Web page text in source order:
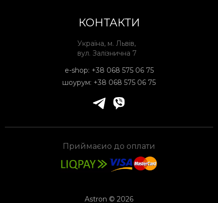
КОНТАКТИ
Україна, м. Львів,
вул. Залізнична 7
e-shop: +38 068 575 06 75
шоурум: +38 068 575 06 75
Приймаєио до оплати
Astron © 2026